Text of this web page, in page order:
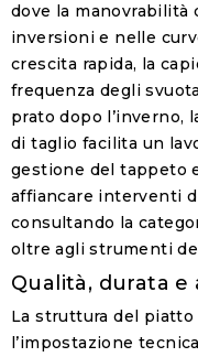
dove la manovrabilità
inversioni e nelle
crescita rapida, la
frequenza degli
prato dopo l’inverno,
di taglio facilita un
gestione del tappeto
affiancare interventi
consultando la
oltre agli strumenti
Qualità, durata e
La struttura del piatto
l’impostazione